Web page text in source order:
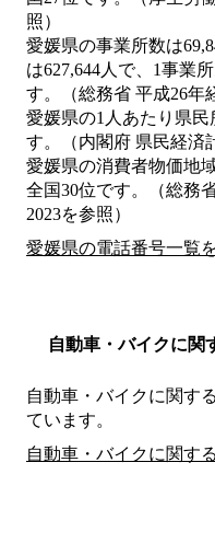
照）
愛媛県の事業所数は
は627,644人で、1事業
す。（総務省 平成26年
愛媛県の1人あたり県民
す。（内閣府 県民経済
愛媛県の消費者物価地
全国30位です。（総務
2023を参照）
愛媛県の電話番号一覧
自動車・バイクに関
自動車・バイクに関す
ています。
自動車・バイクに関す